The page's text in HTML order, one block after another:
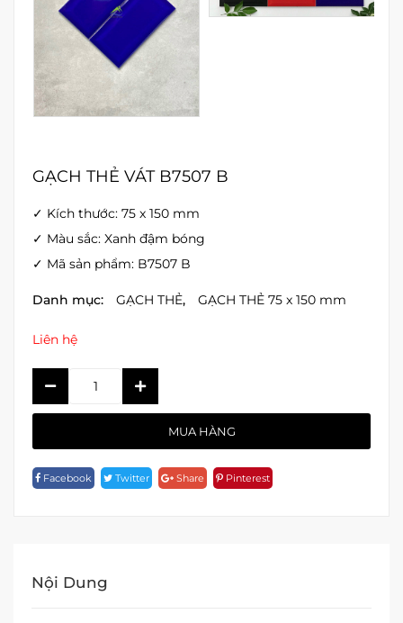
GẠCH THẺ VÁT B7507 B
✓ Kích thước: 75 x 150 mm
✓ Màu sắc: Xanh đậm bóng
✓ Mã sản phẩm: B7507 B
Danh mục: GẠCH THẺ, GẠCH THẺ 75 x 150 mm
Liên hệ
B
Quantity
MUA HÀNG
Facebook Twitter Share Pinterest
Nội Dung